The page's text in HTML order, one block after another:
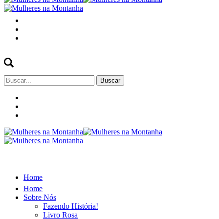
Buscar
por:
Home
Home
Sobre Nós
Fazendo História!
Livro Rosa